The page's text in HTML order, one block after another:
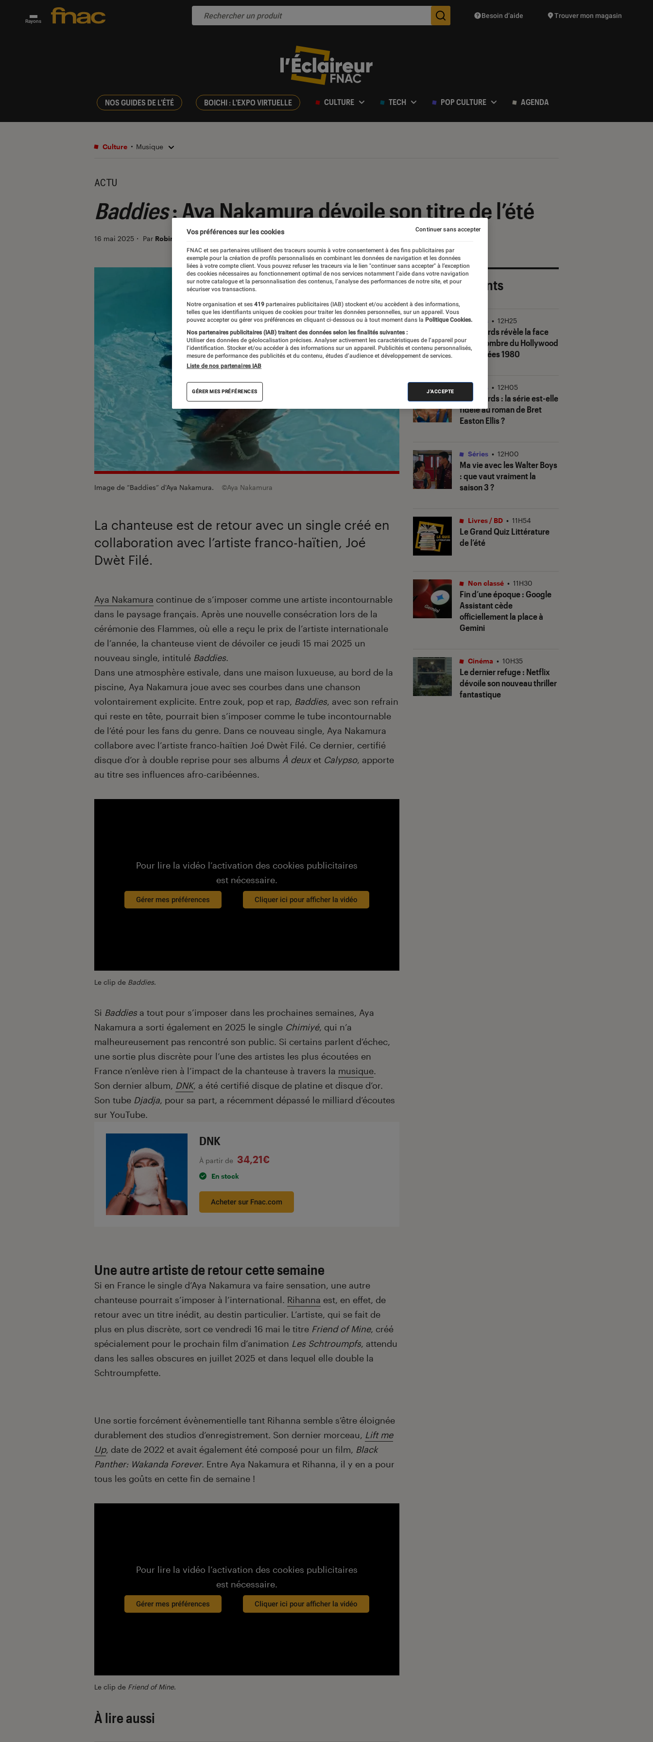
Rayons Des suggestions de produits vont vous être proposées
Besoin d’aide Trouver mon magasin
NOS GUIDES DE L'ÉTÉ BOICHI : L'EXPO VIRTUELLE CULTURE TECH POP CULTURE AGENDA
Culture Musique
ACTU
Baddies: Aya Nakamura dévoile son titre de l’été
16 mai 2025 ・ Par Robin Negre
Image de “Baddies” d'Aya Nakamura. ©Aya Nakamura
La chanteuse est de retour avec un single créé en
collaboration avec l’artiste franco-haïtien, Joé
Dwèt Filé.
Introduction
Aya Nakamura continue de s’imposer comme une artiste incontournable
dans le paysage français. Après une nouvelle consécration lors de la
cérémonie des Flammes, où elle a reçu le prix de l’artiste internationale
de l’année, la chanteuse vient de dévoiler ce jeudi 15 mai 2025 un
nouveau single, intitulé Baddies.
Dans une atmosphère estivale, dans une maison luxueuse, au bord de la
piscine, Aya Nakamura joue avec ses courbes dans une chanson
volontairement explicite. Entre zouk, pop et rap, Baddies, avec son refrain
qui reste en tête, pourrait bien s’imposer comme le tube incontournable
de l’été pour les fans du genre. Dans ce nouveau single, Aya Nakamura
collabore avec l’artiste franco-haïtien Joé Dwèt Filé. Ce dernier, certifié
disque d’or à double reprise pour ses albums À deuxet Calypso, apporte
au titre ses influences afro-caribéennes.
Pour lire la vidéo l’activation des cookies publicitaires
est nécessaire.
Gérer mes préférences Cliquer ici pour afficher la vidéo
Le clip de Baddies.
Si Baddiesa tout pour s’imposer dans les prochaines semaines, Aya
Nakamura a sorti également en 2025 le single Chimiyé, qui n’a
malheureusement pas rencontré son public. Si certains parlent d’échec,
une sortie plus discrète pour l’une des artistes les plus écoutées en
France n’enlève rien à l’impact de la chanteuse à travers la musique.
Son dernier album, DNK, a été certifié disque de platine et disque d’or.
Son tube Djadja, pour sa part, a récemment dépassé le milliard d’écoutes
sur YouTube.
DNK
À partir de 34,21€
En stock
Acheter sur Fnac.com
Une autre artiste de retour cette semaine
Si en France le single d’Aya Nakamura va faire sensation, une autre
chanteuse pourrait s’imposer à l’international. Rihanna est, en effet, de
retour avec un titre inédit, au destin particulier. L’artiste, qui se fait de
plus en plus discrète, sort ce vendredi 16 mai le titre Friend of Mine, créé
spécialement pour le prochain film d’animation Les Schtroumpfs, attendu
dans les salles obscures en juillet 2025 et dans lequel elle double la
Schtroumpfette.
Une sortie forcément évènementielle tant Rihanna semble s’être éloignée
durablement des studios d’enregistrement. Son dernier morceau, Lift me
Up, date de 2022 et avait également été composé pour un film, Black
Panther: Wakanda Forever. Entre Aya Nakamura et Rihanna, il y en a pour
tous les goûts en cette fin de semaine !
Pour lire la vidéo l’activation des cookies publicitaires
est nécessaire.
Gérer mes préférences Cliquer ici pour afficher la vidéo
Le clip de Friend of Mine.
À lire aussi
Les plus récents
The Shardsrévèle la face
(très) sombre du Hollywood
des années 1980
Séries • 12H25
The Shards: la série est-elle
fidèle au roman de Bret
Easton Ellis ?
Séries • 12H05
Ma vie avec les Walter Boys
: que vaut vraiment la
saison 3 ?
Séries • 12H00
Le Grand Quiz Littérature
de l’été
Livres / BD • 11H54
Fin d’une époque : Google
Assistant cède
officiellement la place à
Gemini
Non classé • 11H30
Le dernier refuge: Netflix
dévoile son nouveau thriller
fantastique
Cinéma • 10H35
Vos préférences sur les cookies
FNAC et ses partenaires utilisent des traceurs soumis à votre consentement à des fins publicitaires par
exemple pour la création de profils personnalisés en combinant les données de navigation et les données
liées à votre compte client. Vous pouvez refuser les traceurs via le lien "continuer sans accepter" à l’exception
des cookies nécessaires au fonctionnement optimal de nos services notamment l’aide dans votre navigation
sur notre catalogue et la personnalisation des contenus, l’analyse des performances de notre site, et pour
sécuriser vos transactions.
Notre organisation et ses 419 partenaires publicitaires (IAB) stockent et/ou accèdent à des informations,
telles que les identifiants uniques de cookies pour traiter les données personnelles, sur un appareil. Vous
pouvez accepter ou gérer vos préférences en cliquant ci-dessous ou à tout moment dans la Politique Cookies.
Nos partenaires publicitaires (IAB) traitent des données selon les finalités suivantes :
Utiliser des données de géolocalisation précises. Analyser activement les caractéristiques de l’appareil pour
l’identification. Stocker et/ou accéder à des informations sur un appareil. Publicités et contenu personnalisés,
mesure de performance des publicités et du contenu, études d’audience et développement de services.
Liste de nos partenaires IAB
GÉRER MES PRÉFÉRENCES J'ACCEPTE
Continuer sans accepter